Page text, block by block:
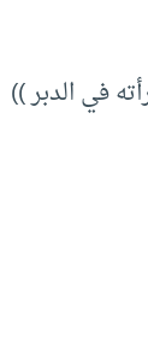
في الدبر ))